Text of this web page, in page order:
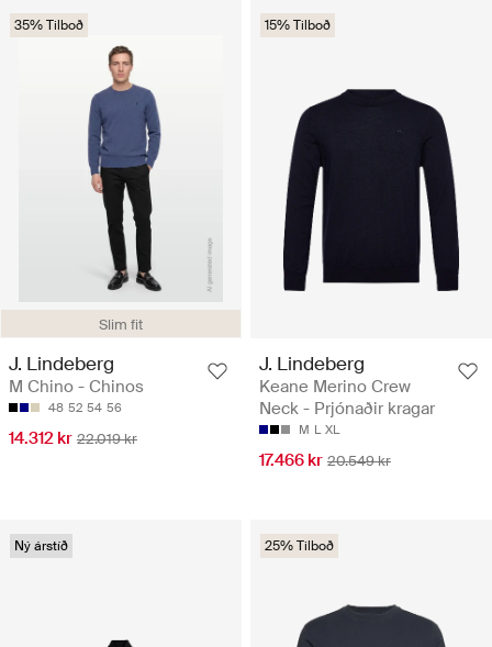
Slim fit
35% Tilboð
J. Lindeberg
M Chino - Chinos
48 52 54 56
14.312 kr 22.019 kr
15% Tilboð
J. Lindeberg
Keane Merino Crew
Neck - Prjónaðir kragar
M L XL
17.466 kr 20.549 kr
Ný árstíð 25% Tilboð